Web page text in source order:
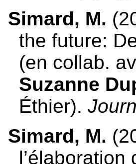
Simard, M.
the future:
(en collab.
Suzanne
Éthier).
Simard, M.
l’élaboration